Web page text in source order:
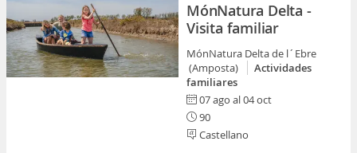
MónNatura Delta -
Visita familiar
MónNatura Delta de l´Ebre
(Amposta)
Actividades
familiares
07 ago al 04 oct
90
Castellano